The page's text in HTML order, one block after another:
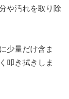
や汚れを取り除
少量だけ含ま
叩き拭きしま